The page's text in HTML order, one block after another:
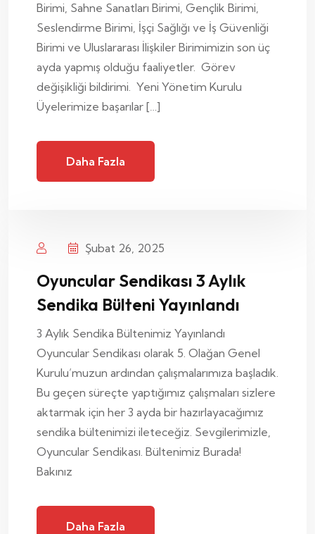
Birimi, Sahne Sanatları Birimi, Gençlik Birimi,
Seslendirme Birimi, İşçi Sağlığı ve İş Güvenliği
Birimi ve Uluslararası İlişkiler Birimimizin son üç
ayda yapmış olduğu faaliyetler. Görev
değişikliği bildirimi. Yeni Yönetim Kurulu
Üyelerimize başarılar […]
Daha Fazla
Şubat 26, 2025
Oyuncular Sendikası 3 Aylık
Sendika Bülteni Yayınlandı
3 Aylık Sendika Bültenimiz Yayınlandı
Oyuncular Sendikası olarak 5. Olağan Genel
Kurulu’muzun ardından çalışmalarımıza başladık.
Bu geçen süreçte yaptığımız çalışmaları sizlere
aktarmak için her 3 ayda bir hazırlayacağımız
sendika bültenimizi ileteceğiz. Sevgilerimizle,
Oyuncular Sendikası. Bültenimiz Burada!
Bakınız
Daha Fazla